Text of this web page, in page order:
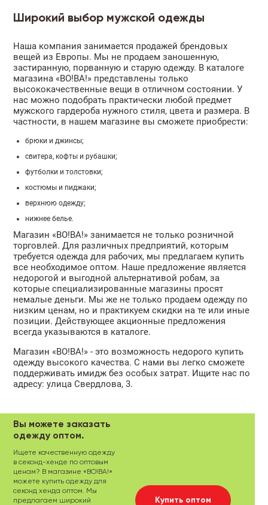
Широкий выбор мужской одежды
Наша компания занимается продажей брендовых
вещей из Европы. Мы не продаем заношенную,
застиранную, порванную и старую одежду. В каталоге
магазина «ВО!ВА!» представлены только
высококачественные вещи в отличном состоянии. У
нас можно подобрать практически любой предмет
мужского гардероба нужного стиля, цвета и размера. В
частности, в нашем магазине вы сможете приобрести:
брюки и джинсы;
свитера, кофты и рубашки;
футболки и толстовки;
костюмы и пиджаки;
верхнюю одежду;
нижнее белье.
Магазин «ВО!ВА!» занимается не только розничной
торговлей. Для различных предприятий, которым
требуется одежда для рабочих, мы предлагаем купить
все необходимое оптом. Наше предложение является
недорогой и выгодной альтернативой робам, за
которые специализированные магазины просят
немалые деньги. Мы же не только продаем одежду по
низким ценам, но и практикуем скидки на те или иные
позиции. Действующее акционные предложения
всегда указываются в каталоге.
Магазин «ВО!ВА!» - это возможность недорого купить
одежду высокого качества. С нами вы легко сможете
поддерживать имидж без особых затрат. Ищите нас по
адресу: улица Свердлова, 3.
Вы можете заказать
одежду оптом.
Ищете качественную одежду
в секонд-хенде по оптовым
ценам? В магазине «ВО!ВА!»
можете купить одежду для
секонд хенда оптом. Мы
предлагаем широкий
Купить оптом